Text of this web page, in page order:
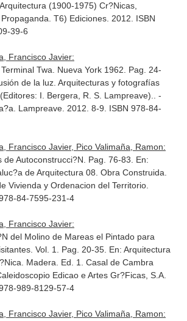
(1900-1975) Cr?Nicas,
. T6) Ediciones. 2012. ISBN
39-6
Francisco Javier:
Twa. Nueva York 1962. Pag. 24-
de la luz. Arquitecturas y fotografías
I. Bergera, R. S. Lampreave).
. -
Lampreave. 2012. 8-9. ISBN 978-84-
Francisco Javier, Pico Valimaña, Ramon:
de Autoconstrucci?N. Pag. 76-83. En:
de Arquitectura 08. Obra Construida
Vivienda y Ordenacion del Territorio.
84-7595-231-4
Francisco Javier:
del Molino de Mareas el Pintado para
Vol. 1. Pag. 20-35. En: Arquitectura
Madera . Ed. 1. Casal de Cambra
Edicao e Artes Gr?Ficas, S.A.
989-8129-57-4
Francisco Javier, Pico Valimaña, Ramon: